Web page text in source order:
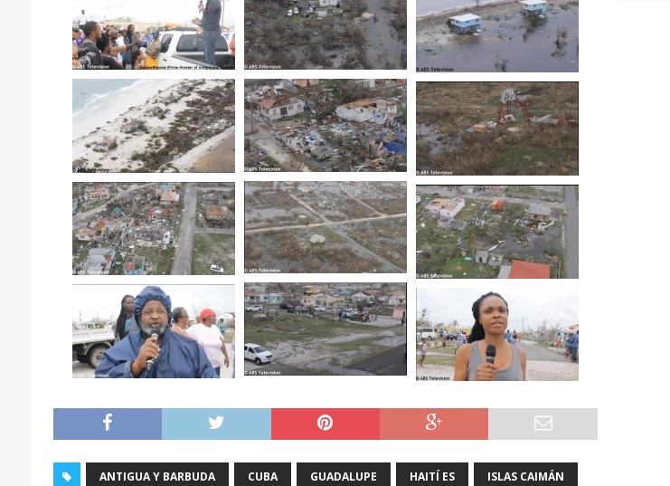
ANTIGUA Y BARBUDA CUBA GUADALUPE HAITÍ ES ISLAS CAIMÁN